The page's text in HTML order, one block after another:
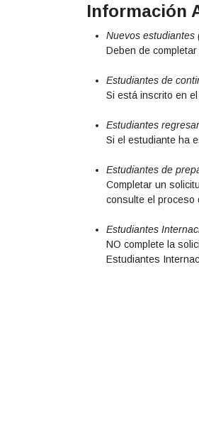
Información
Nuevos estudiantes
Deben de
Estudiantes de
Si está inscrito en
Estudiantes
Si el estudiante ha
Estudiantes de
Completar un
consulte el proceso
Estudiantes
NO complete la
Estudiantes